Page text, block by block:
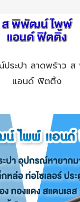
ประปา ลาดพร้าว
แอนด์ ฟิตติ้ง